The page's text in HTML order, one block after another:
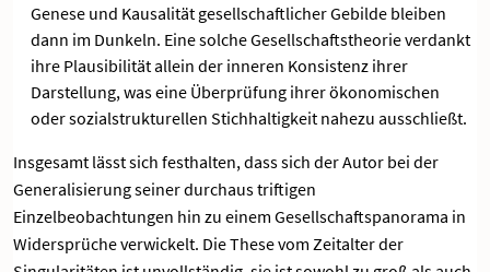
Genese und Kausalität gesellschaftlicher Gebilde bleiben
dann im Dunkeln. Eine solche Gesellschaftstheorie verdankt
ihre Plausibilität allein der inneren Konsistenz ihrer
Darstellung, was eine Überprüfung ihrer ökonomischen
oder sozialstrukturellen Stichhaltigkeit nahezu ausschließt.
Insgesamt lässt sich festhalten, dass sich der Autor bei der
Generalisierung seiner durchaus triftigen
Einzelbeobachtungen hin zu einem Gesellschaftspanorama in
Widersprüche verwickelt. Die These vom Zeitalter der